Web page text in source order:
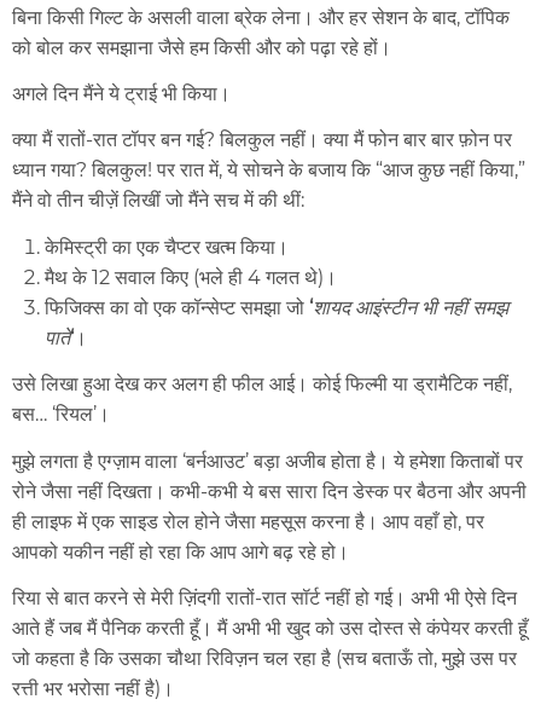
बिना किसी गिल्ट के असली वाला ब्रेक लेना। और हर सेशन के बाद, टॉपिक
को बोल कर समझाना जैसे हम किसी और को पढ़ा रहे हों।
अगले दिन मैंने ये ट्राई भी किया।
क्या मैं रातों-रात टॉपर बन गई? बिलकुल नहीं। क्या मैं फोन बार बार फ़ोन पर
ध्यान गया? बिलकुल! पर रात में, ये सोचने के बजाय कि “आज कुछ नहीं किया,”
मैंने वो तीन चीज़ें लिखीं जो मैंने सच में की थीं:
केमिस्ट्री का एक चैप्टर खत्म किया।
मैथ के 12 सवाल किए (भले ही 4 गलत थे)।
फिजिक्स का वो एक कॉन्सेप्ट समझा जो ‘शायद आइंस्टीन भी नहीं समझ
पाते‘।
उसे लिखा हुआ देख कर अलग ही फील आई। कोई फिल्मी या ड्रामैटिक नहीं,
बस… ‘रियल’।
मुझे लगता है एग्ज़ाम वाला ‘बर्नआउट’ बड़ा अजीब होता है। ये हमेशा किताबों पर
रोने जैसा नहीं दिखता। कभी-कभी ये बस सारा दिन डेस्क पर बैठना और अपनी
ही लाइफ में एक साइड रोल होने जैसा महसूस करना है। आप वहाँ हो, पर
आपको यकीन नहीं हो रहा कि आप आगे बढ़ रहे हो।
रिया से बात करने से मेरी ज़िंदगी रातों-रात सॉर्ट नहीं हो गई। अभी भी ऐसे दिन
आते हैं जब मैं पैनिक करती हूँ। मैं अभी भी खुद को उस दोस्त से कंपेयर करती हूँ
जो कहता है कि उसका चौथा रिविज़न चल रहा है (सच बताऊँ तो, मुझे उस पर
रत्ती भर भरोसा नहीं है)।